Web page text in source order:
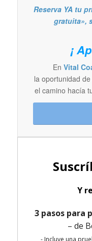
Reserva YA tu
gratuita»,
¡
En Vital
la oportunidad
el camino hacía